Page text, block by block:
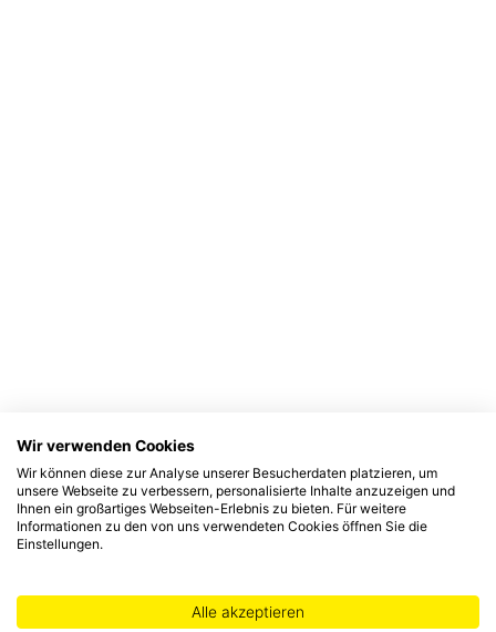
Wir verwenden Cookies
Wir können diese zur Analyse unserer Besucherdaten platzieren, um
unsere Webseite zu verbessern, personalisierte Inhalte anzuzeigen und
Ihnen ein großartiges Webseiten-Erlebnis zu bieten. Für weitere
Informationen zu den von uns verwendeten Cookies öffnen Sie die
Einstellungen.
Alle akzeptieren